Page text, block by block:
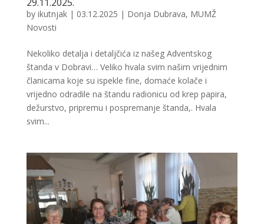
by ikutnjak| 03.12.2025 | Donja Dubrava, MUMŽ
Novosti
Nekoliko detalja i detaljčića iz našeg Adventskog
štanda v Dobravi… Veliko hvala svim našim vrijednim
članicama koje su ispekle fine, domaće kolače i
vrijedno odradile na štandu radionicu od krep papira,
dežurstvo, pripremu i pospremanje štanda,. Hvala
svim...